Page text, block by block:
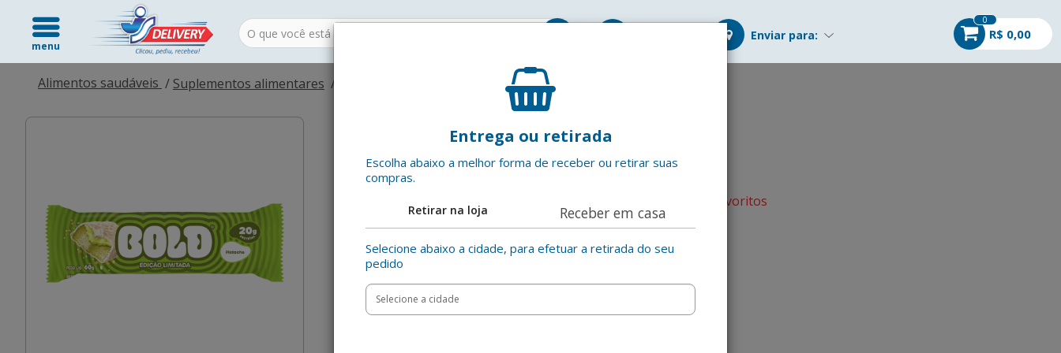
menu
Enviar para:
0
R$ 0,00
Entrega ou retirada
Escolha abaixo a melhor forma de receber ou retirar suas
compras.
Retirar na loja Receber em casa
Selecione abaixo a cidade, para efetuar a retirada do seu
pedido
Alimentos saudáveis Suplementos alimentares Barras de cereal com proteína
Barra de Proteína Pistache Bold Pacote 60g
Adicionar aos favoritos
Add
to
cart
Product
ActionsAdicionar